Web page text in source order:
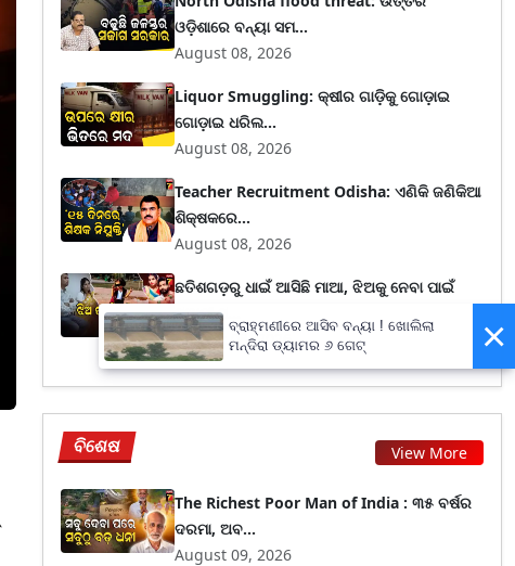
ଓଡ଼ିଶାରେ ବନ୍ୟା ସମ...
August 08, 2026
Liquor Smuggling: କ୍ଷୀର ଗାଡ଼ିକୁ ଗୋଡ଼ାଇ
ଗୋଡ଼ାଇ ଧରିଲ...
August 08, 2026
Teacher Recruitment Odisha: ଏଣିକି ଜଣିକିଆ
ଶିକ୍ଷକରେ...
August 08, 2026
ଛତିଶଗଡ଼ରୁ ଧାଇଁ ଆସିଛି ମାଆ, ଝିଅକୁ ନେବା ପାଇଁ
ସ୍ୱାମୀ ସ...
August 08, 2026
ବିଶେଷ View More
The Richest Poor Man of India : ୩୫ ବର୍ଷର
ଦରମା, ଅବ...
August 09, 2026
×
ବ୍ରାହ୍ମଣୀରେ ଆସିବ ବନ୍ୟା ! ଖୋଲିଲା
ମନ୍ଦିରା ଡ୍ୟାମର ୬ ଗେଟ୍